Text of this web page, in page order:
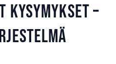
kysymykset –